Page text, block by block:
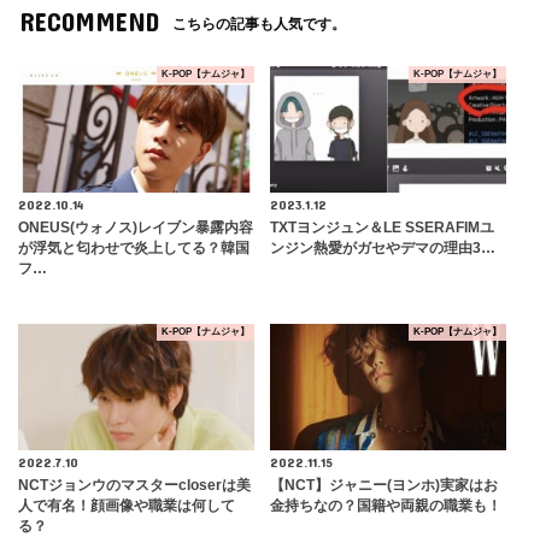
RECOMMEND こちらの記事も人気です。
K-POP【ナムジャ】
2022.10.14
ONEUS(ウォノス)レイブン暴露内容
が浮気と匂わせで炎上してる？韓国
フ…
K-POP【ナムジャ】
2023.1.12
TXTヨンジュン＆LE SSERAFIMユ
ンジン熱愛がガセやデマの理由3…
K-POP【ナムジャ】
2022.7.10
NCTジョンウのマスターcloserは美
人で有名！顔画像や職業は何して
る？
K-POP【ナムジャ】
2022.11.15
【NCT】ジャニー(ヨンホ)実家はお
金持ちなの？国籍や両親の職業も！